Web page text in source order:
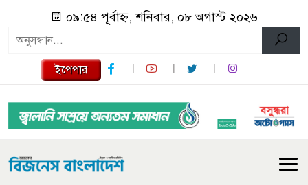
০৯:৫৪ পূর্বাহ্ন, শনিবার, ০৮ অগাস্ট ২০২৬
ইপেপার